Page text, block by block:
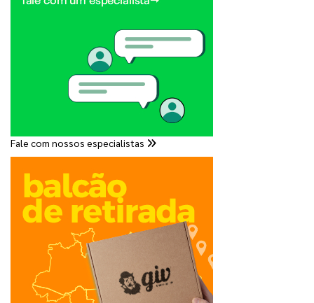
Fale com nossos especialistas